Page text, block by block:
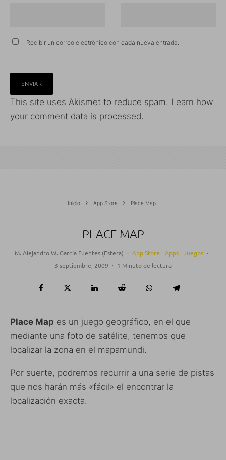
Recibir un correo electrónico con cada nueva entrada.
This site uses Akismet to reduce spam. Learn how
your comment data is processed.
Inicio App Store Place Map
PLACE MAP
M. Alejandro W. García Fuentes (Esfera) · App Store Apps Juegos ·
3 septiembre, 2009 · 1 Minuto de lectura
Place Map es un juego geográfico, en el que
mediante una foto de satélite, tenemos que
localizar la zona en el mapamundi.
Por suerte, podremos recurrir a una serie de pistas
que nos harán más «fácil» el encontrar la
localización exacta.